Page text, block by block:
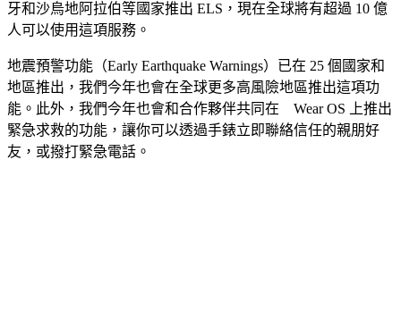
牙和沙烏地阿拉伯等國家推出 ELS，現在全球將有超過 10 億
人可以使用這項服務。
地震預警功能（Early Earthquake Warnings）已在 25 個國家和
地區推出，我們今年也會在全球更多高風險地區推出這項功
能。此外，我們今年也會和合作夥伴共同在 Wear OS 上推出
緊急求救的功能，讓你可以透過手錶立即聯絡信任的親朋好
友，或撥打緊急電話。